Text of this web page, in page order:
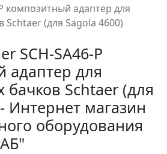
композитный адаптер для
Schtaer (для Sagola 4600)
SCH-SA46-P
адаптер для
бачков Schtaer (для
Интернет магазин
оборудования